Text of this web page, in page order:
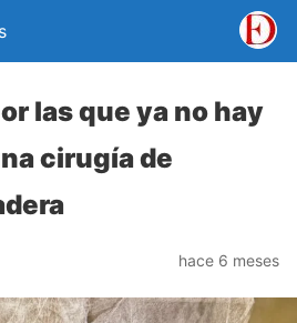
las que ya no hay
cirugía de
hace 6 meses